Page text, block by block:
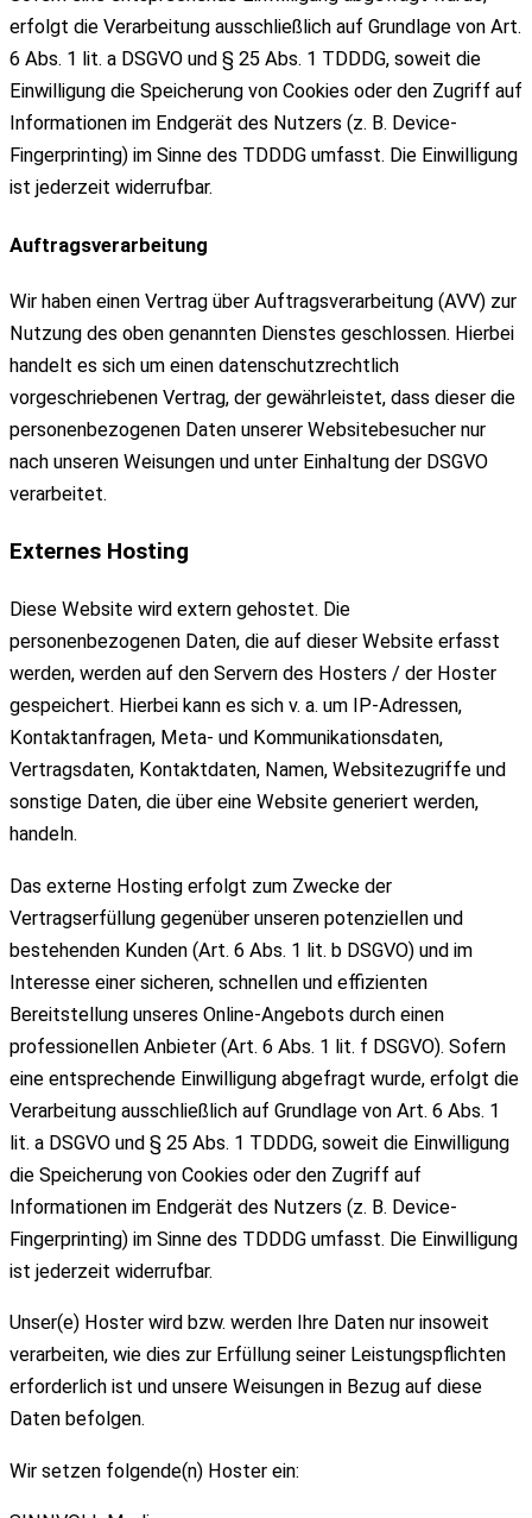
erfolgt die Verarbeitung ausschließlich auf Grundlage von Art.
6 Abs. 1 lit. a DSGVO und § 25 Abs. 1 TDDDG, soweit die
Einwilligung die Speicherung von Cookies oder den Zugriff auf
Informationen im Endgerät des Nutzers (z. B. Device-
Fingerprinting) im Sinne des TDDDG umfasst. Die Einwilligung
ist jederzeit widerrufbar.
Auftragsverarbeitung
Wir haben einen Vertrag über Auftragsverarbeitung (AVV) zur
Nutzung des oben genannten Dienstes geschlossen. Hierbei
handelt es sich um einen datenschutzrechtlich
vorgeschriebenen Vertrag, der gewährleistet, dass dieser die
personenbezogenen Daten unserer Websitebesucher nur
nach unseren Weisungen und unter Einhaltung der DSGVO
verarbeitet.
Externes Hosting
Diese Website wird extern gehostet. Die
personenbezogenen Daten, die auf dieser Website erfasst
werden, werden auf den Servern des Hosters / der Hoster
gespeichert. Hierbei kann es sich v. a. um IP-Adressen,
Kontaktanfragen, Meta- und Kommunikationsdaten,
Vertragsdaten, Kontaktdaten, Namen, Websitezugriffe und
sonstige Daten, die über eine Website generiert werden,
handeln.
Das externe Hosting erfolgt zum Zwecke der
Vertragserfüllung gegenüber unseren potenziellen und
bestehenden Kunden (Art. 6 Abs. 1 lit. b DSGVO) und im
Interesse einer sicheren, schnellen und effizienten
Bereitstellung unseres Online-Angebots durch einen
professionellen Anbieter (Art. 6 Abs. 1 lit. f DSGVO). Sofern
eine entsprechende Einwilligung abgefragt wurde, erfolgt die
Verarbeitung ausschließlich auf Grundlage von Art. 6 Abs. 1
lit. a DSGVO und § 25 Abs. 1 TDDDG, soweit die Einwilligung
die Speicherung von Cookies oder den Zugriff auf
Informationen im Endgerät des Nutzers (z. B. Device-
Fingerprinting) im Sinne des TDDDG umfasst. Die Einwilligung
ist jederzeit widerrufbar.
Unser(e) Hoster wird bzw. werden Ihre Daten nur insoweit
verarbeiten, wie dies zur Erfüllung seiner Leistungspflichten
erforderlich ist und unsere Weisungen in Bezug auf diese
Daten befolgen.
Wir setzen folgende(n) Hoster ein: